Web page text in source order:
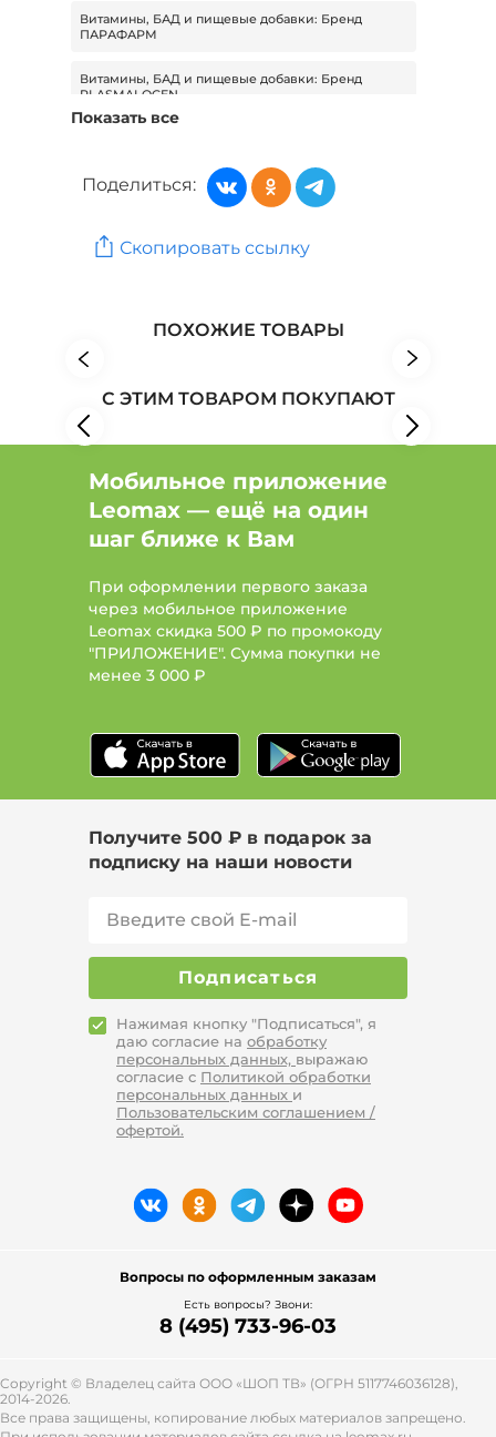
Витамины, БАД и пищевые добавки: Бренд
ПАРАФАРМ
Витамины, БАД и пищевые добавки: Бренд
PLASMALOGEN
Витамины, БАД и пищевые добавки: Бренд СИЛА
Витамины, БАД и пищевые добавки: Бренд СИЛА
Красота и здоровье: Бренд Доктор Владимир
Красота и здоровье: Бренд DOUBLE UP
Показать все
Поделиться:
Скопировать ссылку
ПОХОЖИЕ ТОВАРЫ
С ЭТИМ ТОВАРОМ ПОКУПАЮТ
Мобильное приложение
Leomax — ещё на один
шаг ближе к Вам
При оформлении первого заказа
через мобильное приложение
Leomax скидка 500 ₽ по промокоду
"ПРИЛОЖЕНИЕ". Сумма покупки не
менее 3 000 ₽
Получите 500 ₽ в подарок за
подписку на наши новости
Подписаться
Нажимая кнопку "Подписаться", я
даю согласие на обработку
персональных данных, выражаю
согласие с Политикой обработки
персональных данных и
Пользовательским соглашением /
офертой.
Вопросы по оформленным заказам
Есть вопросы? Звони:
8 (495) 733-96-03
Copyright © Владелец сайта ООО «ШОП ТВ» (ОГРН 5117746036128),
2014-2026.
Все права защищены, копирование любых материалов запрещено.